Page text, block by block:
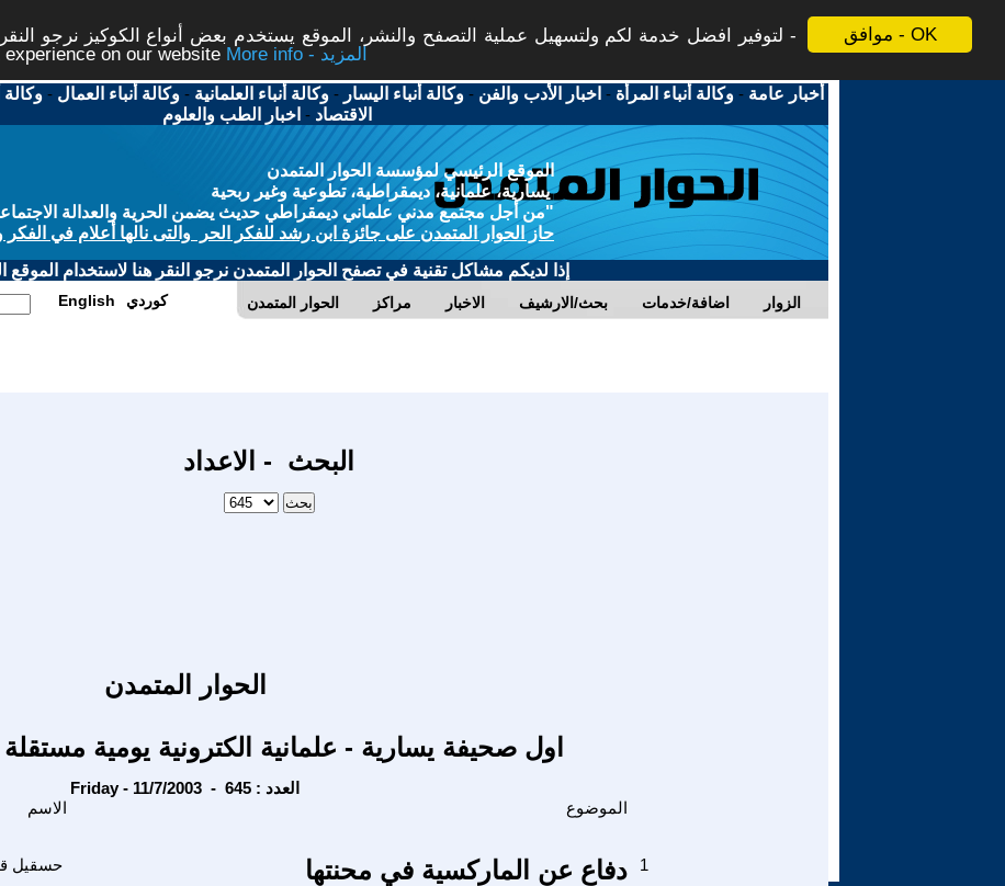
موافق - OK
لتوفير افضل خدمة لكم ولتسهيل عملية التصفح والنشر، الموقع يستخدم بعض أنواع الكوكيز نرجو
on our website
More info - المزيد
أخبار عامة -وكالة أنباء المرأة - اخبار الأدب والفن -وكالة أنباء اليسار -وكالة أنباء العلمانية -وكالة أنباء العمال -وكالة
الاقتصاد - اخبار الطب والعلوم
الموقع الرئيسي لمؤسسة الحوار المتمدن
يسارية، علمانية، ديمقراطية، تطوعية وغير ربحية
"من أجل مجتمع مدني علماني ديمقراطي حديث يضمن الحرية والعدالة
حاز الحوار المتمدن على جائزة ابن رشد للفكر الحر والتى نالها أعلام في الفكر
إذا لديكم مشاكل تقنية في تصفح الحوار المتمدن نرجو النقر هنا لاستخدام الموقع
الحوار المتمدن مراكز الاخبار بحث/الارشيف اضافة/خدمات الزوار English كوردي
البحث - الاعداد
الحوار المتمدن
اول صحيفة يسارية - علمانية الكترونية يومية
Friday - 11/7/2003 - العدد : 645
الاسم الموضوع
حسقيل دفاع عن الماركسية في محنتها 1